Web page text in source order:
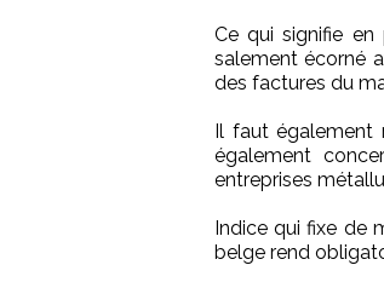
Ce qui signifie en
salement écorné
des factures du
Il faut également
également
entreprises
Indice qui fixe de
belge rend